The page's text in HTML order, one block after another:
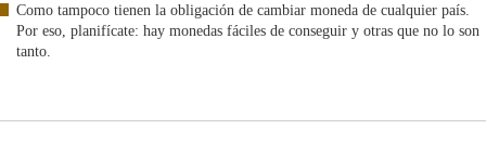
Como tampoco tienen la obligación de cambiar moneda de cualquier país.
Por eso, planifícate: hay monedas fáciles de conseguir y otras que no lo son
tanto.